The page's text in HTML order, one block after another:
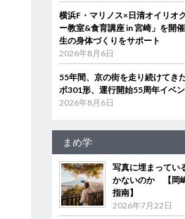
横浜F・マリノス×日清オイリオ
ー教室&食育講座 in 宮崎」を開
生の身体づくりをサポート
2026年8月6日
55年間、京の街を走り続けて
ボ301形、運行開始55周年イベ
2026年8月6日
まめ学
写真に埋まってい
かないのか 【岡
指南】
2026年7月22日